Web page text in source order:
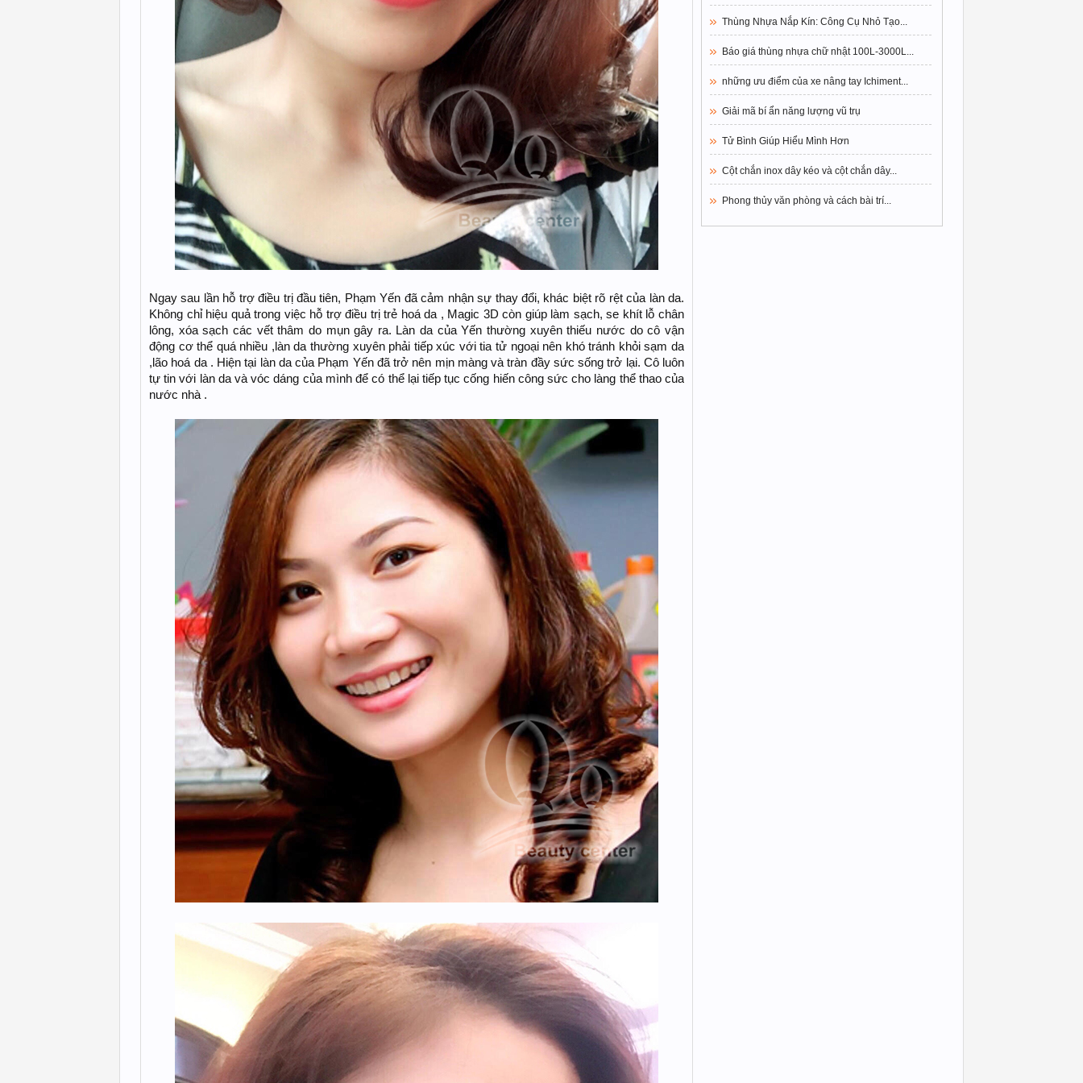
Ngay sau lần hỗ trợ điều trị đầu tiên, Phạm Yến đã cảm nhận sự thay đổi, khác biệt rõ rệt của làn da.
Không chỉ hiệu quả trong việc hỗ trợ điều trị trẻ hoá da , Magic 3D còn giúp làm sạch, se khít lỗ chân
lông, xóa sạch các vết thâm do mụn gây ra. Làn da của Yến thường xuyên thiếu nước do cô vận
động cơ thể quá nhiều ,làn da thường xuyên phải tiếp xúc với tia tử ngoại nên khó tránh khỏi sạm da
,lão hoá da . Hiện tại làn da của Phạm Yến đã trở nên mịn màng và tràn đầy sức sống trở lại. Cô luôn
tự tin với làn da và vóc dáng của mình để có thể lại tiếp tục cống hiến công sức cho làng thể thao của
nước nhà .
Thùng Nhựa Nắp Kín: Công Cụ Nhỏ Tạo...
Báo giá thùng nhựa chữ nhật 100L-3000L...
những ưu điểm của xe nâng tay Ichiment...
Giải mã bí ẩn năng lượng vũ trụ
Tử Bình Giúp Hiểu Mình Hơn
Cột chắn inox dây kéo và cột chắn dây...
Phong thủy văn phòng và cách bài trí...